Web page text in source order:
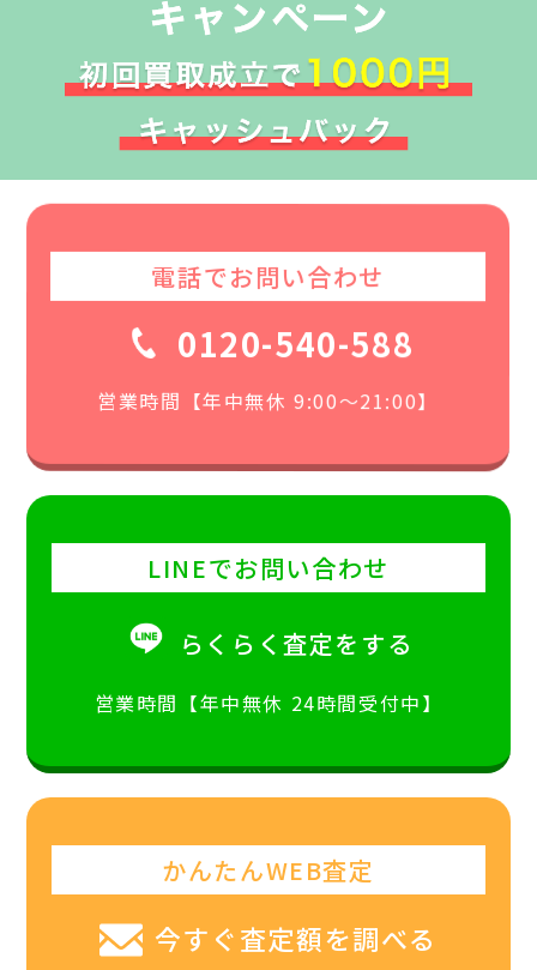
電話でお問い合わせ
0120-540-588
営業時間【年中無休 9:00〜21:00】
LINEでお問い合わせ
らくらく査定をする
営業時間【年中無休 24時間受付中】
かんたんWEB査定
今すぐ査定額を調べる